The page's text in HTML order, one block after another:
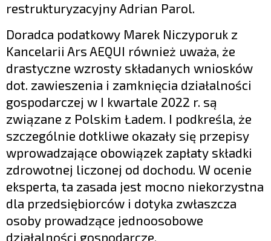
restrukturyzacyjny Adrian Parol.
Doradca podatkowy Marek Niczyporuk z
Kancelarii Ars AEQUI również uważa, że
drastyczne wzrosty składanych wniosków
dot. zawieszenia i zamknięcia działalności
gospodarczej w I kwartale 2022 r. są
związane z Polskim Ładem. I podkreśla, że
szczególnie dotkliwe okazały się przepisy
wprowadzające obowiązek zapłaty składki
zdrowotnej liczonej od dochodu. W ocenie
eksperta, ta zasada jest mocno niekorzystna
dla przedsiębiorców i dotyka zwłaszcza
osoby prowadzące jednoosobowe
działalności gospodarcze.